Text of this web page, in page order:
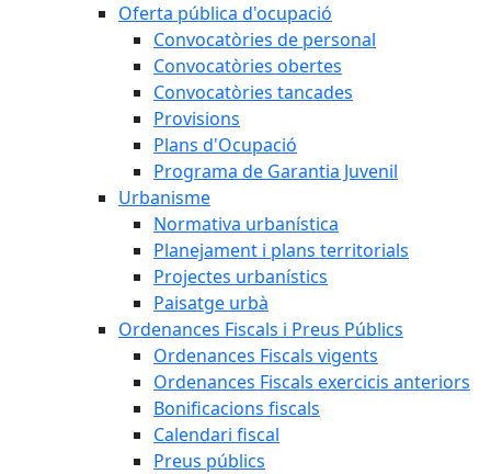
Oferta pública d'ocupació
Convocatòries de personal
Convocatòries obertes
Convocatòries tancades
Provisions
Plans d'Ocupació
Programa de Garantia Juvenil
Urbanisme
Normativa urbanística
Planejament i plans territorials
Projectes urbanístics
Paisatge urbà
Ordenances Fiscals i Preus Públics
Ordenances Fiscals vigents
Ordenances Fiscals exercicis anteriors
Bonificacions fiscals
Calendari fiscal
Preus públics